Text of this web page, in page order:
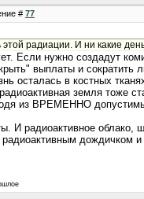
# 77
радиации. И ни какие
Если нужно создадут
выплаты и сократить
осталась в костных
земля тоже
из ВРЕМЕННО
И радиоактивное облако,
дождичком